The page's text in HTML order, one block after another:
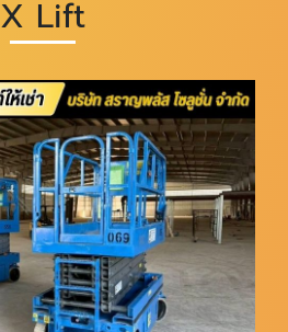
X Lift